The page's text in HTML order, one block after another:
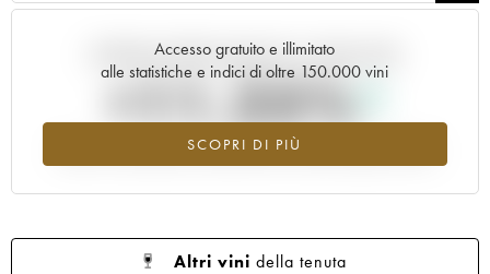
Accesso gratuito e illimitato
alle statistiche e indici di oltre 150.000 vini
SCOPRI DI PIÙ
Andamento della quotazione in tempo reale
+11.25%
Valore in aumento per l'annata 2004 nel 2026 rispetto al 2025
Altri vini della tenuta